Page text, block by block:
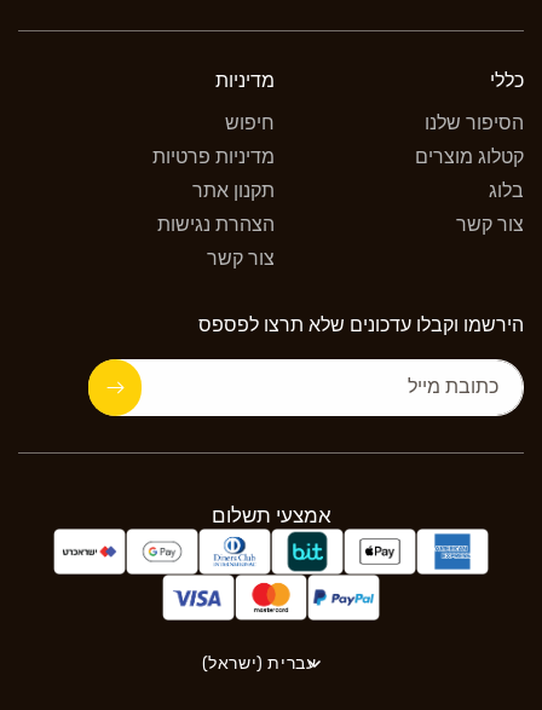
כללי
הסיפור שלנו
קטלוג מוצרים
בלוג
צור קשר
מדיניות
חיפוש
מדיניות פרטיות
תקנון אתר
הצהרת נגישות
צור קשר
הירשמו וקבלו עדכונים שלא תרצו לפספס
כתובת מייל
אמצעי תשלום
עברית (ישראל)